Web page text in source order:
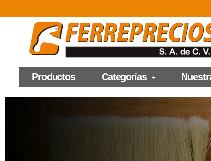
Productos Categorías